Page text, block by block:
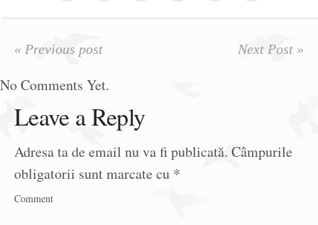
« Previous post Next Post »
No Comments Yet.
Leave a Reply
Adresa ta de email nu va fi publicată. Câmpurile
obligatorii sunt marcate cu *
Comment